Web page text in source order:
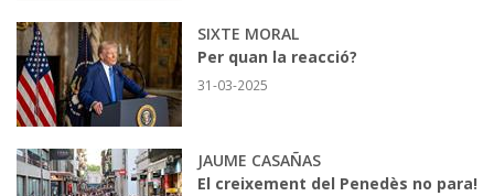
SIXTE MORAL
Per quan la reacció?
31-03-2025
JAUME CASAÑAS
El creixement del Penedès no para!